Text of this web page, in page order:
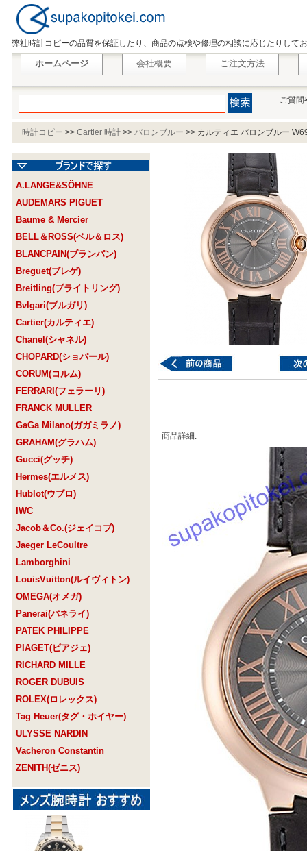
弊社時計コピーの品質を保証したり、商品の点検や修理の相談に応じたりして
ホームページ 会社概要 ご注文方法
ご質問
時計コピー >> Cartier 時計 >> バロンブルー >> カルティエ バロンブルー
A.LANGE&SÖHNE
AUDEMARS PIGUET
Baume & Mercier
BELL＆ROSS(ベル＆ロス)
BLANCPAIN(ブランパン)
Breguet(ブレゲ)
Breitling(ブライトリング)
Bvlgari(ブルガリ)
Cartier(カルティエ)
Chanel(シャネル)
CHOPARD(ショパール)
CORUM(コルム)
FERRARI(フェラーリ)
FRANCK MULLER
GaGa Milano(ガガミラノ)
GRAHAM(グラハム)
Gucci(グッチ)
Hermes(エルメス)
Hublot(ウブロ)
IWC
Jacob＆Co.(ジェイコブ)
Jaeger LeCoultre
Lamborghini
LouisVuitton(ルイヴィトン)
OMEGA(オメガ)
Panerai(パネライ)
PATEK PHILIPPE
PIAGET(ピアジェ)
RICHARD MILLE
ROGER DUBUIS
ROLEX(ロレックス)
Tag Heuer(タグ・ホイヤー)
ULYSSE NARDIN
Vacheron Constantin
ZENITH(ゼニス)
商品詳細: